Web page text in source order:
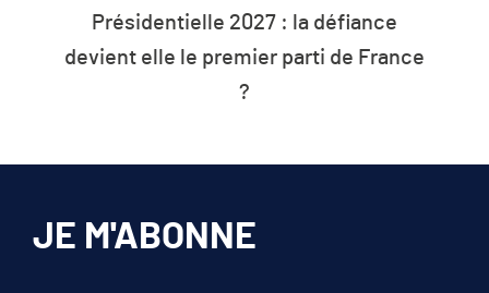
Présidentielle 2027 : la défiance
devient elle le premier parti de France
?
JE M'ABONNE